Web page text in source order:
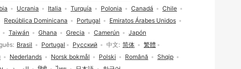
Brasil Portugal Русский 中文 简体
繁體
Nederlands Norsk bokmål Polski Română
Shqip
Ucrania Italia Turquía Polonia Canadá
Chile
República Dominicana Portugal
Emiratos Árabes Unidos
Taiwán Ghana Grecia Camerún Japón